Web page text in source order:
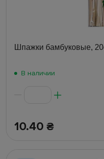
Шпажки бамбуковые,
В наличии
10.40 ₴